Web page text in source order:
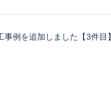
事例を追加しました【3件目】